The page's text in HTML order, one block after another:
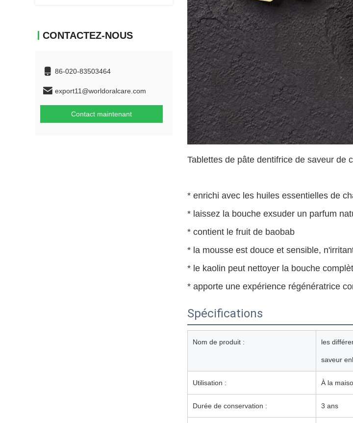
CONTACTEZ-NOUS
86-020-83503464
export11@worldoralcare.com
Contact maintenant
Tablettes de pâte dentifrice de saveur de
* enrichi avec les huiles essentielles de
* laissez la bouche exsuder un parfum
* contient le fruit de baobab
* la mousse est douce et sensible,
* le kaolin peut nettoyer la bouche
* apporte une expérience régénératrice
Spécifications
Nom de produit : les
saveur
Utilisation : À la
Durée de conservation : 3 ans